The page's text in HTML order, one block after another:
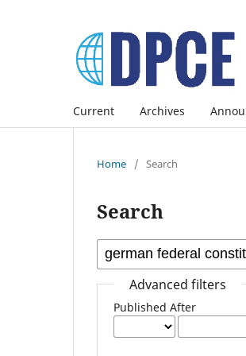
Current Archives
Home / Search
Search
Advanced filters
Published After